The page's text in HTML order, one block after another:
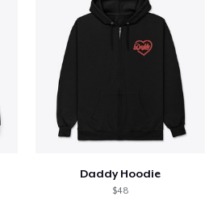
Daddy Hoodie
$48